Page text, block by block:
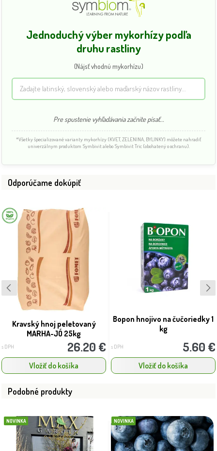
Jednoduchý výber mykorhízy podľa
druhu rastliny
(Nájsť vhodnú mykorhízu)
Pre spustenie vyhľadávania začnite písať...
*Všetky špecializované varianty mykorhízy (KVET, ZELENINA, BYLINKY) môžete nahradiť
univerzálnym produktom Symbivit alebo Symbivit Tric (obohatený o ochranu).
Odporúčame dokúpiť
Kravský hnoj peletovaný
MARHA-JÓ 25kg
s DPH 26.20 €
Vložiť do košíka
Bopon hnojivo na čučoriedky 1
kg
s DPH 5.60 €
Vložiť do košíka
Podobné produkty
NOVINKA NOVINKA